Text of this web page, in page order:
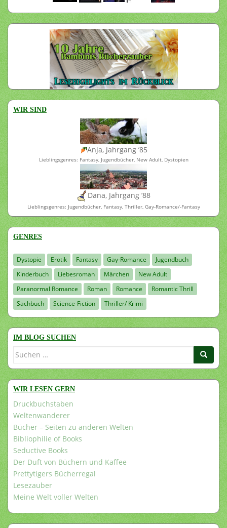
WIR SIND
Anja, Jahrgang ’85
Lieblingsgenres: Fantasy, Jugendbücher, New Adult, Dystopien
Dana, Jahrgang ’88
Lieblingsgenres: Jugendbücher, Fantasy, Thriller, Gay-Romance/-Fantasy
GENRES
Dystopie Erotik Fantasy Gay-Romance
Jugendbuch
Kinderbuch
Liebesroman Märchen
New Adult
Paranormal Romance
Roman Romance
Romantic Thrill
Sachbuch
Science-Fiction Thriller/ Krimi
IM BLOG SUCHEN
Suchen
WIR LESEN GERN
Druckbuchstaben
Weltenwanderer
Bücher – Seiten zu anderen Welten
Bibliophilie of Books
Seductive Books
Der Duft von Büchern und Kaffee
Prettytigers Bücherregal
Lesezauber
Meine Welt voller Welten